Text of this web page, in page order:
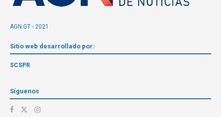
AGN.GT - 2021
Sitio web desarrollado por:
SCSPR
Síguenos